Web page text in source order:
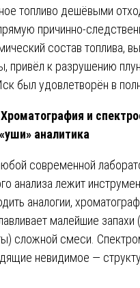
топливо дешёвыми
причинно-
состав топлива,
привёл к разрушению
был удовлетворён в
и
аналитика
современной
анализа лежит
аналогии,
малейшие запахи
сложной смеси.
невидимое —